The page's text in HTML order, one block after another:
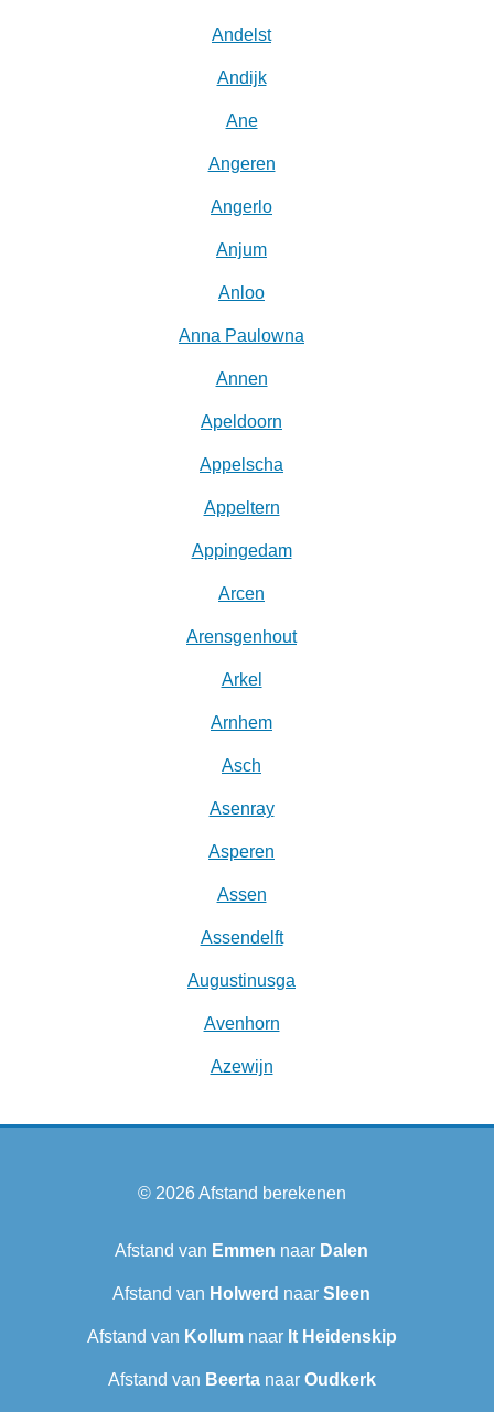
Andelst
Andijk
Ane
Angeren
Angerlo
Anjum
Anloo
Anna Paulowna
Annen
Apeldoorn
Appelscha
Appeltern
Appingedam
Arcen
Arensgenhout
Arkel
Arnhem
Asch
Asenray
Asperen
Assen
Assendelft
Augustinusga
Avenhorn
Azewijn
© 2026Afstand berekenen
Afstand van Emmen naar Dalen
Afstand van Holwerd naar Sleen
Afstand van Kollumnaar It Heidenskip
Afstand van Beertanaar Oudkerk